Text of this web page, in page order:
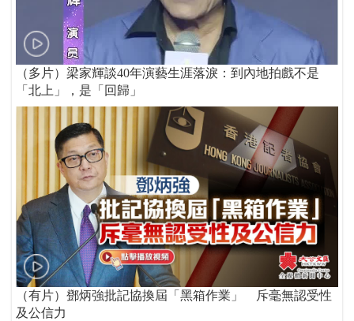
（多片）梁家輝談40年演藝生涯落淚：到內地拍戲不是
「北上」，是「回歸」
（有片）鄧炳強批記協換屆「黑箱作業」 斥毫無認受性
及公信力